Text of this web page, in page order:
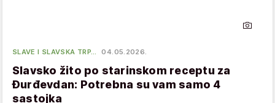
SLAVE I SLAVSKA TRP… 04.05.2026.
Slavsko žito po starinskom receptu za
Đurđevdan: Potrebna su vam samo 4
sastojka